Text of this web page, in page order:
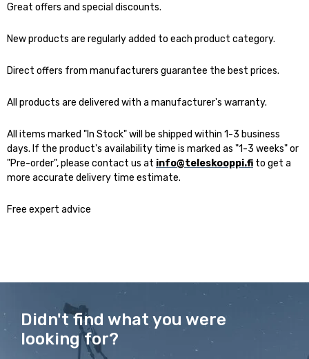
Great offers and special discounts.
New products are regularly added to each product category.
Direct offers from manufacturers guarantee the best prices.
All products are delivered with a manufacturer's warranty.
All items marked "In Stock" will be shipped within 1-3 business
days. If the product's availability time is marked as "1-3 weeks" or
"Pre-order", please contact us at info@teleskooppi.fi to get a
more accurate delivery time estimate.
Free expert advice
Didn't find what you were
looking for?